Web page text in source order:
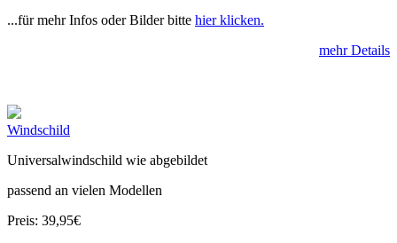
...für mehr Infos oder Bilder bitte hier klicken.
mehr Details
Windschild
Universalwindschild wie abgebildet
passend an vielen Modellen
Preis: 39,95€